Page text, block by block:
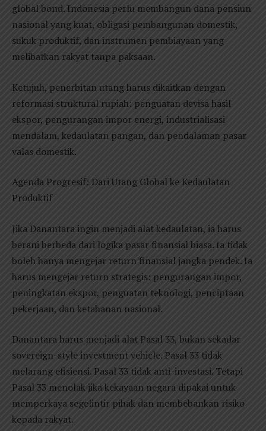
global bond. Indonesia perlu membangun dana pensiun
nasional yang kuat, obligasi pembangunan domestik,
sukuk produktif, dan instrumen pembiayaan yang
melibatkan rakyat tanpa paksaan.
Ketujuh, penerbitan utang harus dikaitkan dengan
reformasi struktural rupiah: penguatan devisa hasil
ekspor, pengurangan impor energi, industrialisasi
mendalam, kedaulatan pangan, dan pendalaman pasar
valas domestik.
Agenda Progresif: Dari Utang Global ke Kedaulatan
Produktif
Jika Danantara ingin menjadi alat kedaulatan, ia harus
berani berbeda dari logika pasar finansial biasa. Ia tidak
boleh hanya mengejar return finansial jangka pendek. Ia
harus mengejar return strategis: pengurangan impor,
peningkatan ekspor, penguatan teknologi, penciptaan
pekerjaan, dan ketahanan nasional.
Danantara harus menjadi alat Pasal 33, bukan sekadar
sovereign-style investment vehicle. Pasal 33 tidak
melarang efisiensi. Pasal 33 tidak anti-investasi. Tetapi
Pasal 33 menolak jika kekayaan negara dipakai untuk
memperkaya segelintir pihak dan membebankan risiko
kepada rakyat.